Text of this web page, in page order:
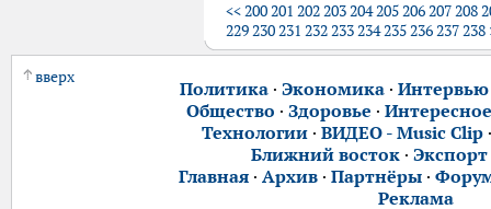
<<200201 202203204205206207208
229230231 232233234235236237238
вверх
Политика· Экономика· Интервью
Общество · Здоровье · Интересное
Технологии· ВИДЕО - Music Clip
Ближний восток ·
Главная· Архив· Партнёры·
Реклама